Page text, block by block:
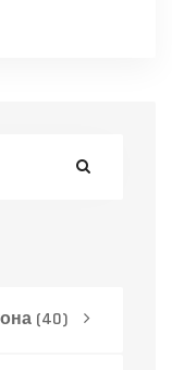
(40)